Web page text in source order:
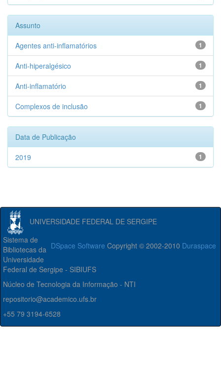
Assunto
1
Agentes anti-inflamatórios
1
Anti-hiperalgésico
1
Anti-inflamatório
1
Complexos de inclusão
Data de Publicação
1
2019
UNIVERSIDADE FEDERAL DE SERGIPE
DSpace Software Copyright © 2002-2010 Duraspace
Sistema de
Bibliotecas da
Universidade
Federal de Sergipe - SIBIUFS
Núcleo de Tecnologia da Informação - NTI
repositorio@academico.ufs.br
+55 79 3194-6528